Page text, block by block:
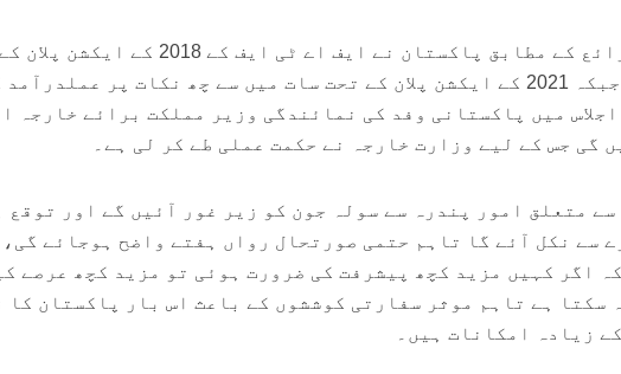
میں سے 26 نکات پر جبکہ 2021 کے ایکشن پلان کے تحت سات میں سے چھ نکات پر
میں پاکستانی وفد کی نمائندگی وزیر مملکت برائے خارجہ
گی جس کے لیے وزارت خارجہ نے حکمت عملی طے کر لی ہے۔
سے متعلق امور پندرہ سے سولہ جون کو زیر غور آئیں گے اور توقع
سے نکل آئے گا تاہم حتمی صورتحال رواں ہفتے واضح ہوجائے گی،
اگر کہیں مزید کچھ پیشرفت کی ضرورت ہوئی تو مزید کچھ عرصے
سکتا ہے تاہم موثر سفارتی کوششوں کے باعث اس بار پاکستان کا
زیادہ امکانات ہیں۔